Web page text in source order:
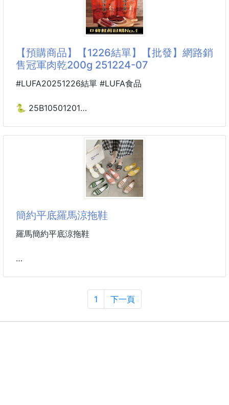
☀️夏天容易火氣大🔥🔥🔥
瞬間感受清涼果香清爽超舒服😍
🉐團購價：💰89/包 🉐
小小一顆剛剛好不用吃很久
清甜爽口不會甜到膩
水果香氣自然又有層次😋
✔ 無糖配方輕盈無負擔
✔ 水果香氣搭配清涼薄荷
✔ 飯後解膩清新口氣
✔ 每顆獨立包裝乾淨方便
一包就能吃到多種口味
每一顆都是不同驚喜💯
繽紛小小一顆好攜帶光看就很療育❤️
推出
【預購商品】【1226結單】【批發】網路銷
售冠軍肉乾200g 251224-07
#LUFA20251226結單 #LUFA食品
🐍 25B10501201
🎉一大包200g（真的超大包❗️）買到賺到！外面根本
💯絕非NG品！品質看得見、吃得到！
🔥網路排隊熱銷款，每次開團都被搶到缺貨！
🔥８大人氣口味任你挑
A蜜汁，B泰式，C麻辣，D燒肉
E岩燒，F蒜味，G高粱酒，H黑胡椒
簡約平底羅馬涼拖鞋
羅馬簡約平底涼拖鞋
尺寸：36/37/38/39/40/41
1 下一頁